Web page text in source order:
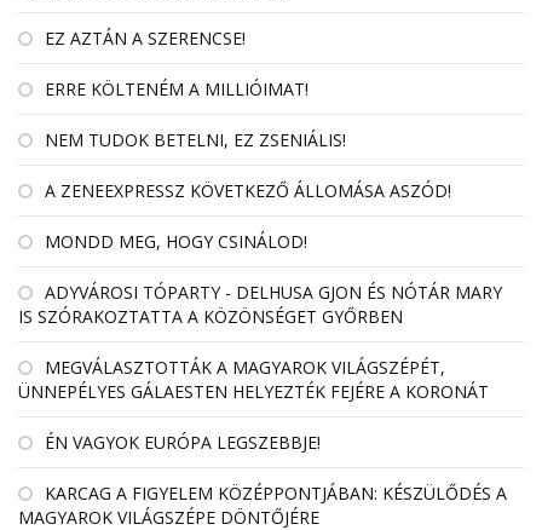
EZ AZTÁN A SZERENCSE!
ERRE KÖLTENÉM A MILLIÓIMAT!
NEM TUDOK BETELNI, EZ ZSENIÁLIS!
A ZENEEXPRESSZ KÖVETKEZŐ ÁLLOMÁSA ASZÓD!
MONDD MEG, HOGY CSINÁLOD!
ADYVÁROSI TÓPARTY - DELHUSA GJON ÉS NÓTÁR MARY
IS SZÓRAKOZTATTA A KÖZÖNSÉGET GYŐRBEN
MEGVÁLASZTOTTÁK A MAGYAROK VILÁGSZÉPÉT,
ÜNNEPÉLYES GÁLAESTEN HELYEZTÉK FEJÉRE A KORONÁT
ÉN VAGYOK EURÓPA LEGSZEBBJE!
KARCAG A FIGYELEM KÖZÉPPONTJÁBAN: KÉSZÜLŐDÉS A
MAGYAROK VILÁGSZÉPE DÖNTŐJÉRE